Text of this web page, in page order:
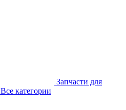
Запчасти для
Все категории